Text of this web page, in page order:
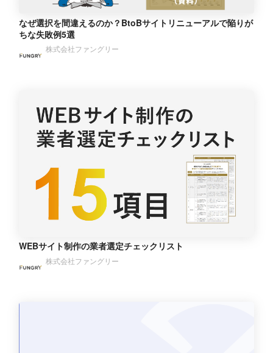
なぜ選択を間違えるのか？BtoBサイトリニューアルで陥りが
ちな失敗例5選
株式会社ファングリー
WEBサイト制作の業者選定チェックリスト
株式会社ファングリー